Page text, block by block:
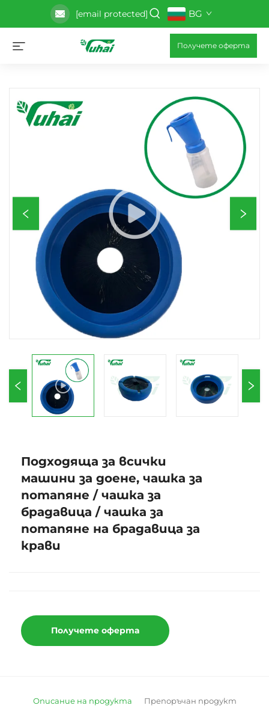
[email protected] BG
Получете оферта
Подходяща за всички
машини за доене, чашка за
потапяне / чашка за
брадавица / чашка за
потапяне на брадавица за
крави
Получете оферта
Описание на продукта Препоръчан продукт